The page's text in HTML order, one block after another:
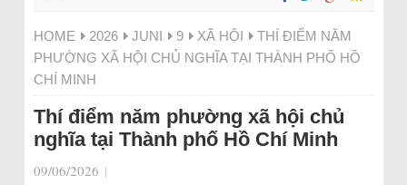
HOME 2026 JUNI 9 XÃ HỘI
THÍ ĐIỂM NĂM
PHƯỜNG XÃ HỘI CHỦ NGHĨA TẠI THÀNH PHỐ HỒ
CHÍ MINH
Thí điểm năm phường xã hội chủ
nghĩa tại Thành phố Hồ Chí Minh
09/06/2026 |